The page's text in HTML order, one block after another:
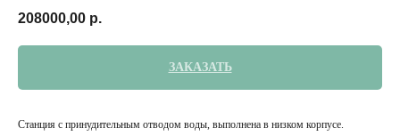
208000,00 р.
ЗАКАЗАТЬ
Станция с принудительным отводом воды, выполнена в низком корпусе.